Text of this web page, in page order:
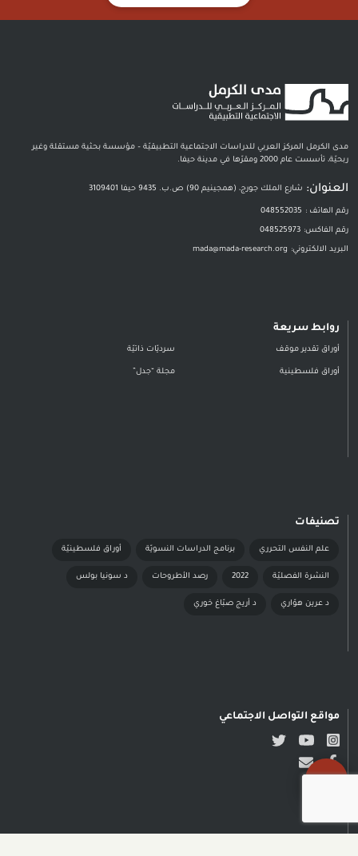
مدى الكرمل المركز العربي للدراسات الاجتماعية التطبيقيّة – مؤسسة بحثية مستقلة وغير
ربحيّة، تأسست عام 2000 ومقرّها في مدينة حيفا.
العنوان: شارع الملك جورج، (همجينيم 90) ص.ب. 9435 حيفا 3109401
رقم الهاتف : 048552035
رقم الفاكس: 048525973
البريد الالكتروني: mada@mada-research.org
روابط سريعة
أوراق تقدير موقف سرديّات ذاتيّة
أوراق فلسطينية مجلة “جدل”
تصنيفات
علم النفس التحرري برنامج الدراسات النسويّة أوراق فلسطينيّة
النشرة الفصليّة 2022 رصد الأطروحات د سونيا بولس
د عرين هوّاري د أريج صبّاغ خوري
مواقع التواصل الاجتماعي